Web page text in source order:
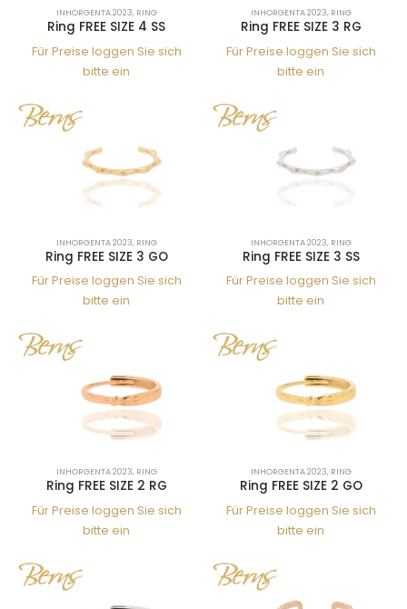
INHORGENTA 2023, RING
Ring FREE SIZE 4 SS
Für Preise loggen Sie sich
bitte ein
INHORGENTA 2023, RING
Ring FREE SIZE 3 RG
Für Preise loggen Sie sich
bitte ein
INHORGENTA 2023, RING
Ring FREE SIZE 3 GO
Für Preise loggen Sie sich
bitte ein
INHORGENTA 2023, RING
Ring FREE SIZE 3 SS
Für Preise loggen Sie sich
bitte ein
INHORGENTA 2023, RING
Ring FREE SIZE 2 RG
Für Preise loggen Sie sich
bitte ein
INHORGENTA 2023, RING
Ring FREE SIZE 2 GO
Für Preise loggen Sie sich
bitte ein